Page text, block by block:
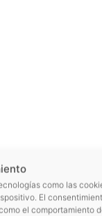
como las
El
el comportamiento